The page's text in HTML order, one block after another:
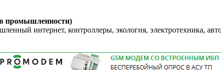
промышленности)
интернет, контроллеры, экология, электротехника,